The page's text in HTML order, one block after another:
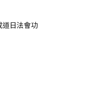
道日法會功